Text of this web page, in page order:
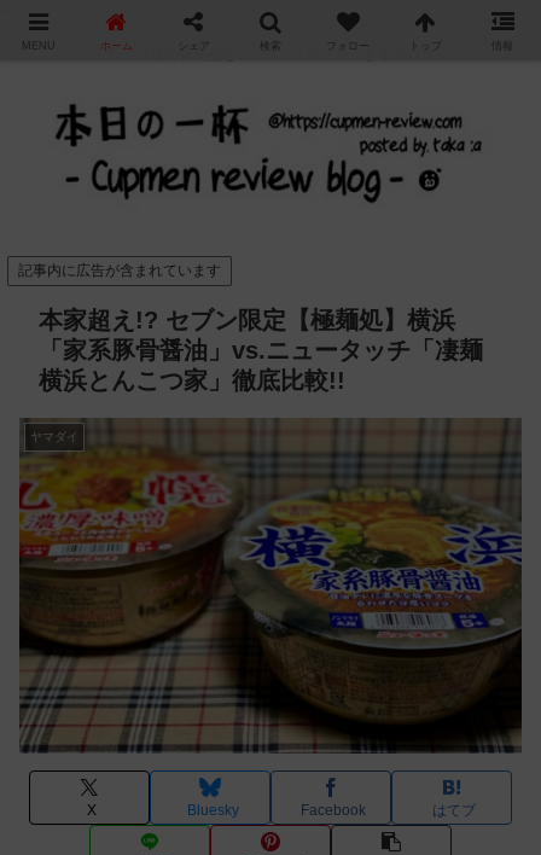
カップ麺の新商品をレビュー / アレンジするブログ
記事内に広告が含まれています
本家超え!? セブン限定【極麺処】横浜
「家系豚骨醤油」vs.ニュータッチ「凄麺
横浜とんこつ家」徹底比較!!
ヤマダイ
X Bluesky Facebook はてブ
MENU ホーム シェア 検索 フォロー トップ 情報